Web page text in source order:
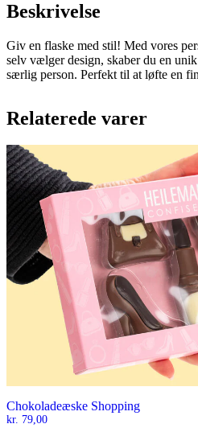
Beskrivelse
Giv en flaske med stil! Med vores
selv vælger design, skaber du en
særlig person. Perfekt til at løfte en
Relaterede varer
Chokoladeæske Shopping
kr. 79,00